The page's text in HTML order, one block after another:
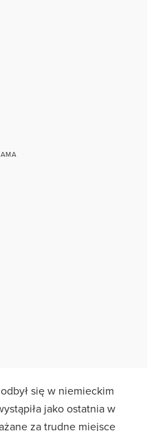
się w niemieckim
jako ostatnia w
za trudne miejsce